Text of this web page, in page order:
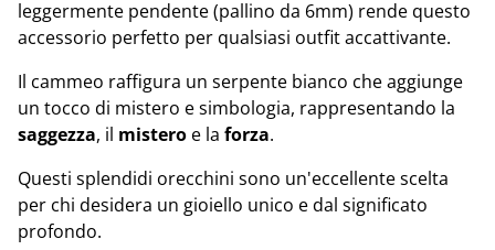
leggermente pendente (pallino da 6mm) rende questo
accessorio perfetto per qualsiasi outfit accattivante.
Il cammeo raffigura un serpente bianco che aggiunge
un tocco di mistero e simbologia, rappresentando la
saggezza, il mistero e la forza.
Questi splendidi orecchini sono un'eccellente scelta
per chi desidera un gioiello unico e dal significato
profondo.